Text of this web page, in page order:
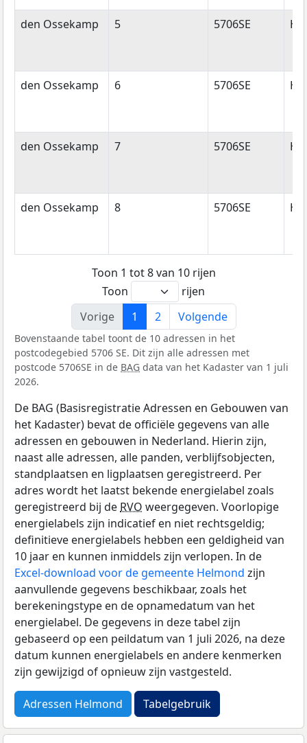
den Ossekamp 5 5706SE
den Ossekamp 6 5706SE
den Ossekamp 7 5706SE
den Ossekamp 8 5706SE
Toon 1 tot 8 van 10 rijen
Toon
rijen
Vorige
1 2 Volgende
Bovenstaande tabel toont de 10 adressen in het
postcodegebied 5706 SE. Dit zijn alle adressen met
postcode 5706SE in de BAG data van het Kadaster van 1 juli
2026.
De BAG (Basisregistratie Adressen en Gebouwen van
het Kadaster) bevat de officiële gegevens van alle
adressen en gebouwen in Nederland. Hierin zijn,
naast alle adressen, alle panden, verblijfsobjecten,
standplaatsen en ligplaatsen geregistreerd. Per
adres wordt het laatst bekende energielabel zoals
geregistreerd bij de RVO weergegeven. Voorlopige
energielabels zijn indicatief en niet rechtsgeldig;
definitieve energielabels hebben een geldigheid van
10 jaar en kunnen inmiddels zijn verlopen. In de
Excel-download voor de gemeente Helmond zijn
aanvullende gegevens beschikbaar, zoals het
berekeningstype en de opnamedatum van het
energielabel. De gegevens in deze tabel zijn
gebaseerd op een peildatum van 1 juli 2026, na deze
datum kunnen energielabels en andere kenmerken
zijn gewijzigd of opnieuw zijn vastgesteld.
Adressen Helmond Tabelgebruik